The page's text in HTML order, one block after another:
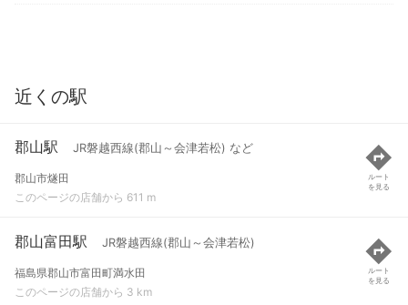
近くの駅
郡山駅 JR磐越西線(郡山～会津若松) など
郡山市燧田
このページの店舗から 611 m
ルート
を見る
郡山富田駅 JR磐越西線(郡山～会津若松)
福島県郡山市富田町満水田
このページの店舗から 3 km
ルート
を見る